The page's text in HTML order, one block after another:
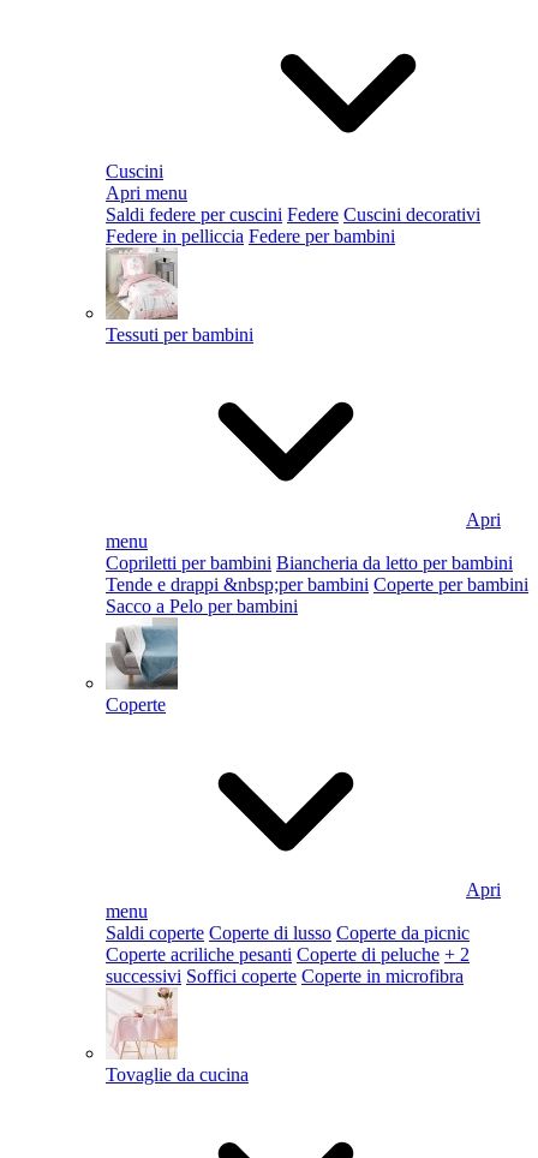
Cuscini
Apri menu
Saldi federe per cuscini Federe Cuscini decorativi
Federe in pelliccia Federe per bambini
Tessuti per bambini
Apri
menu
Copriletti per bambini Biancheria da letto per bambini
Tende e drappi &nbsp;per bambini Coperte per bambini
Sacco a Pelo per bambini
Coperte
Apri
menu
Saldi coperte Coperte di lusso Coperte da picnic
Coperte acriliche pesanti Coperte di peluche + 2
successivi Soffici coperte Coperte in microfibra
Tovaglie da cucina